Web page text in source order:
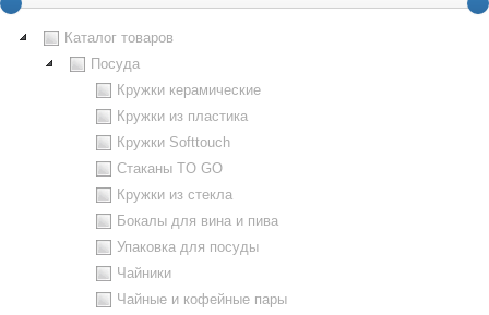
Каталог товаров
Посуда
Кружки керамические
Кружки из пластика
Кружки Softtouch
Стаканы TO GO
Кружки из стекла
Бокалы для вина и пива
Упаковка для посуды
Чайники
Чайные и кофейные пары